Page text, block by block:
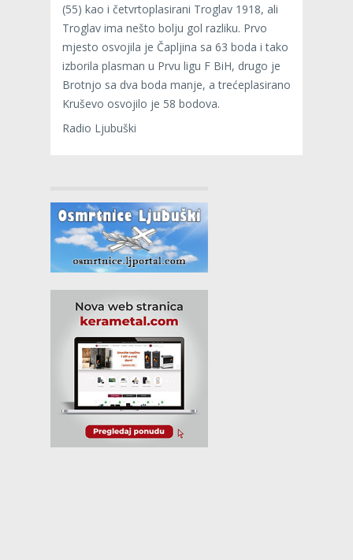
(55) kao i četvrtoplasirani Troglav 1918, ali
Troglav ima nešto bolju gol razliku. Prvo
mjesto osvojila je Čapljina sa 63 boda i tako
izborila plasman u Prvu ligu F BiH, drugo je
Brotnjo sa dva boda manje, a trećeplasirano
Kruševo osvojilo je 58 bodova.
Radio Ljubuški